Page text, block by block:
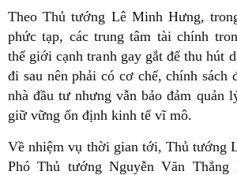
Theo Thủ tướng Lê Minh Hưng,
phức tạp, các trung tâm tài chính
thế giới cạnh tranh gay gắt để thu hút
đi sau nên phải có cơ chế, chính sách
nhà đầu tư nhưng vẫn bảo đảm quản
giữ vững ổn định kinh tế vĩ mô.
Về nhiệm vụ thời gian tới, Thủ tướng
Phó Thủ tướng Nguyễn Văn